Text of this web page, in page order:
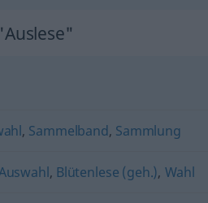
, Sammelband, Sammlung
, Blütenlese (geh.), Wahl